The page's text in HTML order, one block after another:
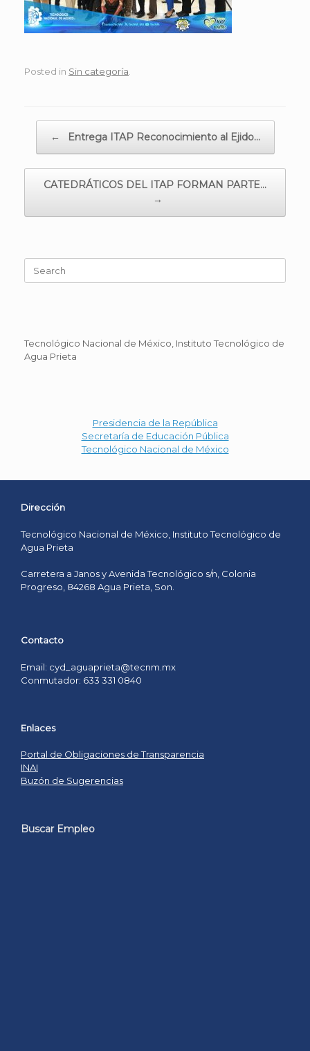
Posted in Sin categoría
← Entrega ITAP Reconocimiento al Ejido…
CATEDRÁTICOS DEL ITAP FORMAN PARTE…
→
for:
Tecnológico Nacional de México, Instituto Tecnológico de
Agua Prieta
Presidencia de la República
Secretaría de Educación Pública
Tecnológico Nacional de México
Dirección
Tecnológico Nacional de México, Instituto Tecnológico de
Agua Prieta
Carretera a Janos y Avenida Tecnológico s/n, Colonia
Progreso, 84268 Agua Prieta, Son.
Contacto
Email: cyd_aguaprieta@tecnm.mx
Conmutador: 633 331 0840
Enlaces
Portal de Obligaciones de Transparencia
INAI
Buzón de Sugerencias
Buscar Empleo